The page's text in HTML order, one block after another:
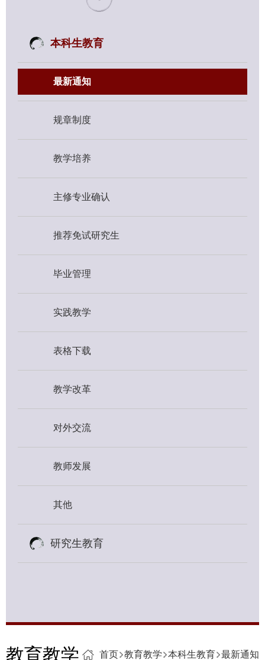
本科生教育
最新通知
规章制度
教学培养
主修专业确认
推荐免试研究生
毕业管理
实践教学
表格下载
教学改革
对外交流
教师发展
其他
研究生教育
教育教学 首页 教育教学 本科生教育 最新通知